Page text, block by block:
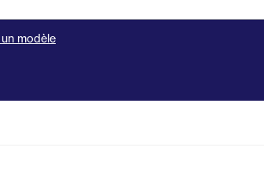
modèle